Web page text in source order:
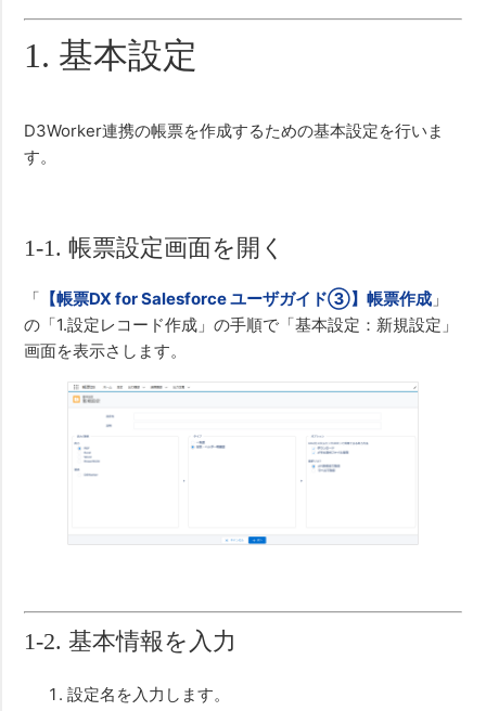
1. 基本設定
D3Worker連携の帳票を作成するための基本設定を行いま
す。
1-1. 帳票設定画面を開く
「 【帳票DX for Salesforce ユーザガイド③】帳票作成 」
の「1.設定レコード作成」の手順で「基本設定：新規設定」
画面を表示さします。
1-2. 基本情報を入力
設定名を入力します。